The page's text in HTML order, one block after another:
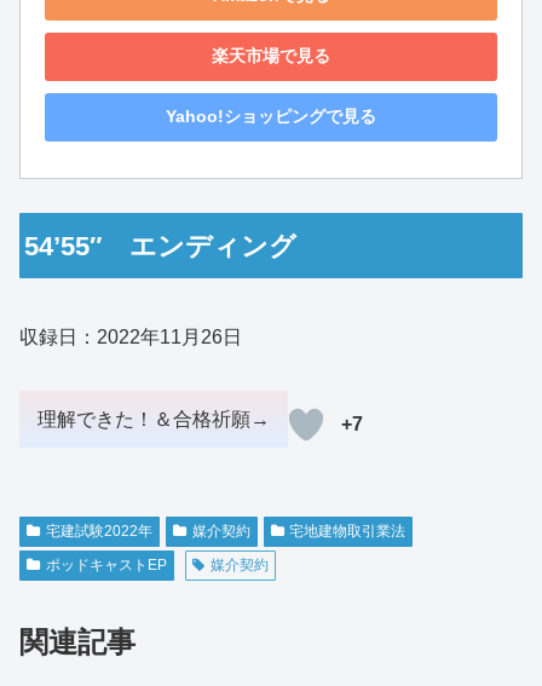
楽天市場で見る
Yahoo!ショッピングで見る
54’55″ エンディング
収録日：2022年11月26日
+7
宅建試験2022年 媒介契約
宅地建物取引業法
ポッドキャストEP
媒介契約
関連記事